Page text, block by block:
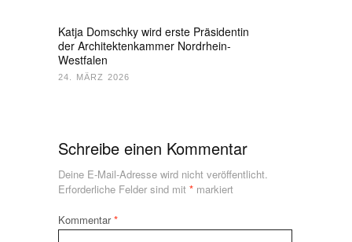
Katja Domschky wird erste Präsidentin
der Architektenkammer Nordrhein-
Westfalen
24. MÄRZ 2026
Schreibe einen Kommentar
Deine E-Mail-Adresse wird nicht veröffentlicht.
Erforderliche Felder sind mit * markiert
Kommentar*